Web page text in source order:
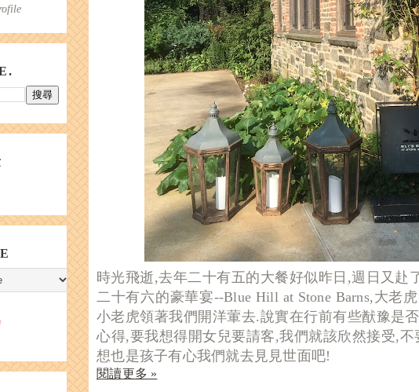
時光飛逝,去年二十有五的大餐好似昨日,週日又赴
二十有六的豪華宴--Blue Hill at Stone Barns,大老
小老虎領著我們開洋葷去.說實在行前有些猷豫是
心得,要我想得開女兒要請客,我們就該欣然接受,不
想也是孩子有心我們就去見見世面吧!
閱讀更多 »